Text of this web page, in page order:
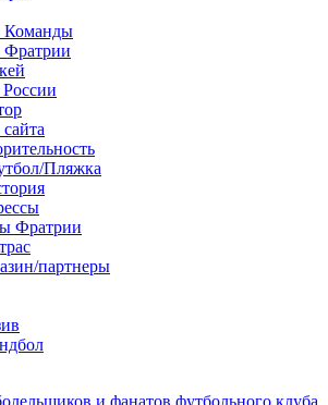
Команды
Фратрии
Пляжка
Фратрии
партнеры